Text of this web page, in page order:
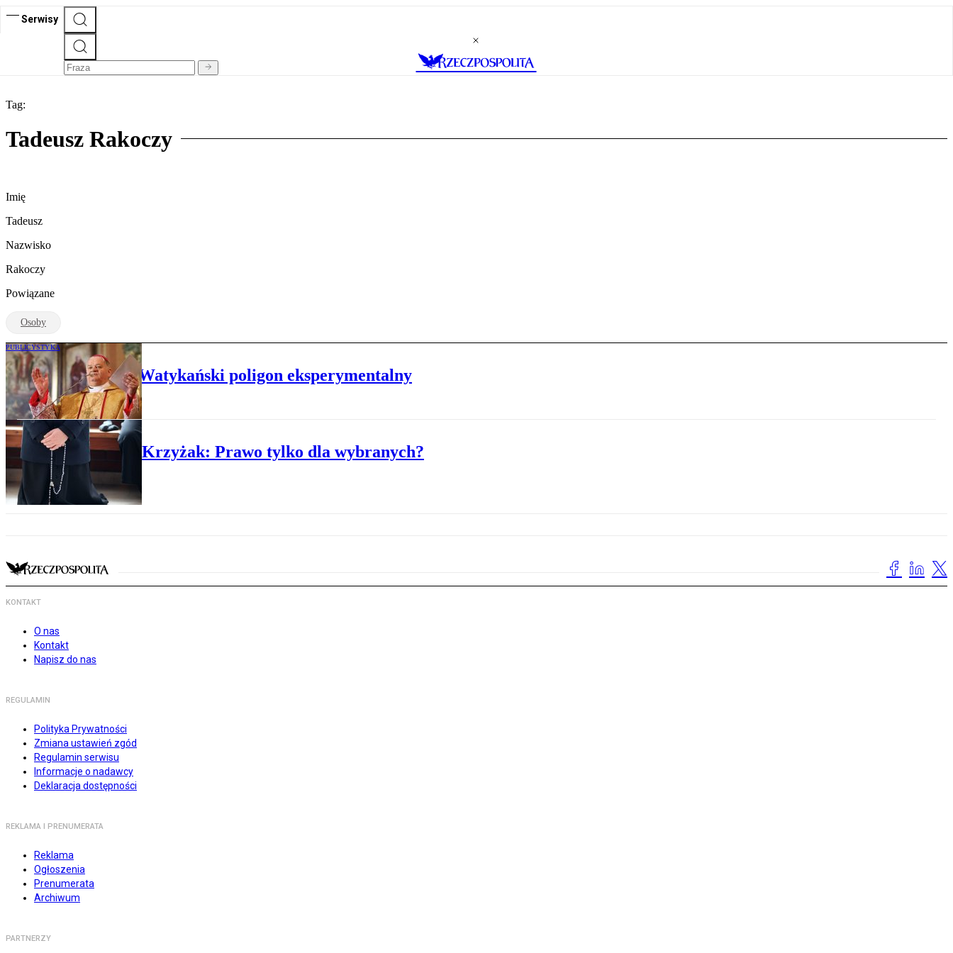
Serwisy
Tag:
Tadeusz Rakoczy
Imię
Tadeusz
Nazwisko
Rakoczy
Powiązane
Osoby
PUBLICYSTYKA
Tomasz Krzyżak: Watykański poligon eksperymentalny
PUBLICYSTYKA
Tomasz Krzyżak: Prawo tylko dla wybranych?
KONTAKT
O nas
Kontakt
Napisz do nas
REGULAMIN
Polityka Prywatności
Zmiana ustawień zgód
Regulamin serwisu
Informacje o nadawcy
Deklaracja dostępności
REKLAMA I PRENUMERATA
Reklama
Ogłoszenia
Prenumerata
Archiwum
PARTNERZY